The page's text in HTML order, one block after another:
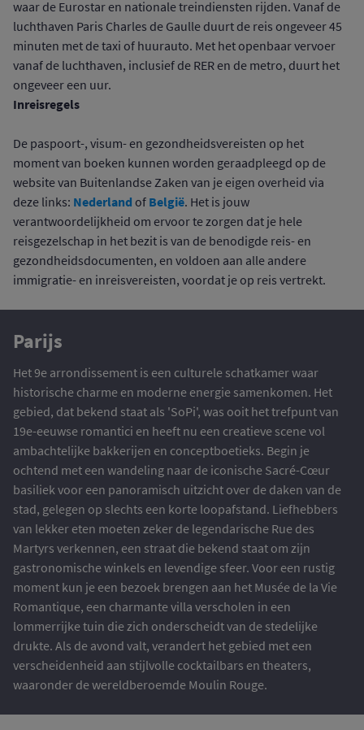
waar de Eurostar en nationale treindiensten rijden. Vanaf de
luchthaven Paris Charles de Gaulle duurt de reis ongeveer 45
minuten met de taxi of huurauto. Met het openbaar vervoer
vanaf de luchthaven, inclusief de RER en de metro, duurt het
ongeveer een uur.
Inreisregels
De paspoort-, visum- en gezondheidsvereisten op het
moment van boeken kunnen worden geraadpleegd op de
website van Buitenlandse Zaken van je eigen overheid via
deze links: Nederland of België. Het is jouw
verantwoordelijkheid om ervoor te zorgen dat je hele
reisgezelschap in het bezit is van de benodigde reis- en
gezondheidsdocumenten, en voldoen aan alle andere
immigratie- en inreisvereisten, voordat je op reis vertrekt.
Parijs
Het 9e arrondissement is een culturele schatkamer waar
historische charme en moderne energie samenkomen. Het
gebied, dat bekend staat als 'SoPi', was ooit het trefpunt van
19e-eeuwse romantici en heeft nu een creatieve scene vol
ambachtelijke bakkerijen en conceptboetieks. Begin je
ochtend met een wandeling naar de iconische Sacré-Cœur
basiliek voor een panoramisch uitzicht over de daken van de
stad, gelegen op slechts een korte loopafstand. Liefhebbers
van lekker eten moeten zeker de legendarische Rue des
Martyrs verkennen, een straat die bekend staat om zijn
gastronomische winkels en levendige sfeer. Voor een rustig
moment kun je een bezoek brengen aan het Musée de la Vie
Romantique, een charmante villa verscholen in een
lommerrijke tuin die zich onderscheidt van de stedelijke
drukte. Als de avond valt, verandert het gebied met een
verscheidenheid aan stijlvolle cocktailbars en theaters,
waaronder de wereldberoemde Moulin Rouge.